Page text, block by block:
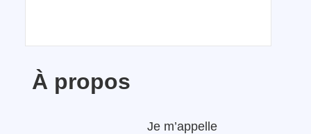
À propos
Je m’appelle